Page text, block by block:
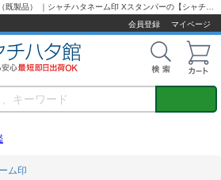
会員登録
マイページ
ム印